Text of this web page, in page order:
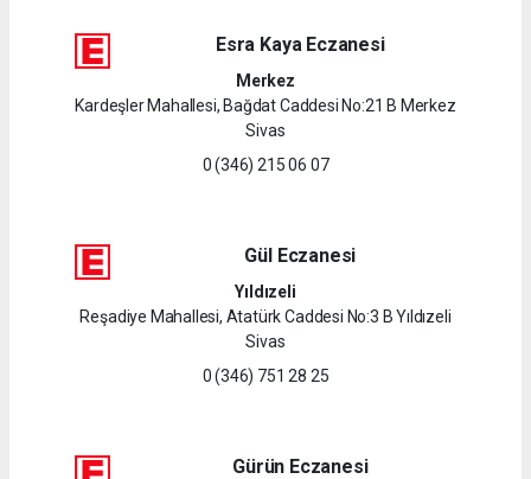
Esra Kaya Eczanesi
Merkez
Kardeşler Mahallesi, Bağdat Caddesi No:21 B Merkez
Sivas
0 (346) 215 06 07
Gül Eczanesi
Yıldızeli
Reşadiye Mahallesi, Atatürk Caddesi No:3 B Yıldızeli
Sivas
0 (346) 751 28 25
Gürün Eczanesi